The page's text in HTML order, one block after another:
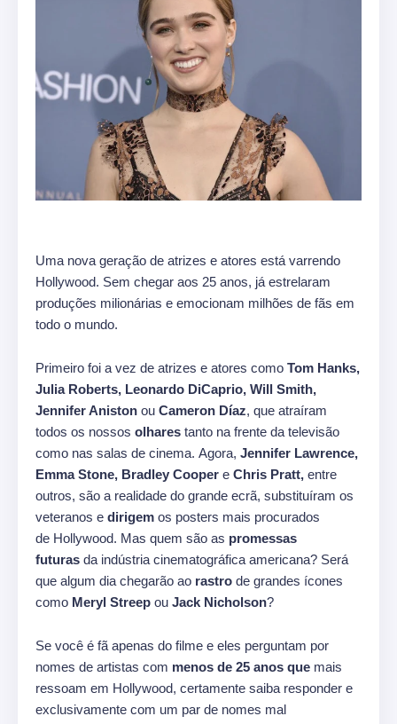
Uma nova geração de atrizes e atores está varrendo
Hollywood. Sem chegar aos 25 anos, já estrelaram
produções milionárias e emocionam milhões de fãs em
todo o mundo.
Primeiro foi a vez de atrizes e atores como Tom Hanks,
Julia Roberts, Leonardo DiCaprio, Will Smith,
Jennifer Aniston ou Cameron Díaz, que atraíram
todos os nossos olhares tanto na frente da televisão
como nas salas de cinema. Agora, Jennifer Lawrence,
Emma Stone, Bradley Cooper e Chris Pratt, entre
outros, são a realidade do grande ecrã, substituíram os
veteranos e dirigem os posters mais procurados
de Hollywood. Mas quem são as promessas
futuras da indústria cinematográfica americana? Será
que algum dia chegarão ao rastro de grandes ícones
como Meryl Streep ou Jack Nicholson?
Se você é fã apenas do filme e eles perguntam por
nomes de artistas com menos de 25 anos que mais
ressoam em Hollywood, certamente saiba responder e
exclusivamente com um par de nomes mal